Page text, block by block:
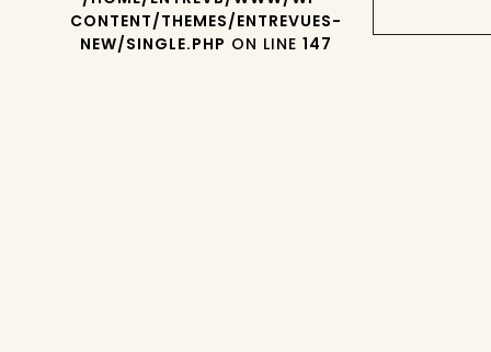
CONTENT/THEMES/ENTREVUES-
NEW/SINGLE.PHP ON LINE 147